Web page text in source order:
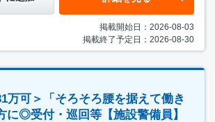
掲載開始日：2026-08-03
掲載終了予定日：2026-08-30
万可＞「そろそろ腰を据えて働き
に◎受付・巡回等【施設警備員】